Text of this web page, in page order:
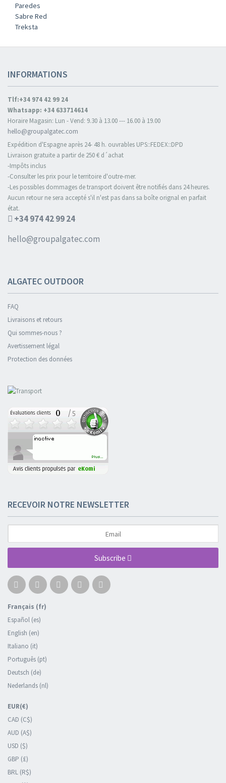
Paredes
Sabre Red
Treksta
INFORMATIONS
Tlf:+34 974 42 99 24
Whatsapp: +34 633714614
Horaire Magasin: Lun - Vend: 9.30 à 13.00 --- 16.00 à 19.00
hello@groupalgatec.com
Expédition d'Espagne après 24- 48 h. ouvrables UPS::FEDEX::DPD
Livraison gratuite a partir de 250 € d´achat
-Impôts inclus
-Consulter les prix pour le territoire d'outre-mer.
-Les possibles dommages de transport doivent être notifiés dans 24 heures.
Aucun retour ne sera accepté s'il n'est pas dans sa boîte orignal en parfait
état.
+34 974 42 99 24
hello@groupalgatec.com
ALGATEC OUTDOOR
FAQ
Livraisons et retours
Qui sommes-nous ?
Avertissement légal
Protection des données
RECEVOIR NOTRE NEWSLETTER
Subscribe
Français (fr)
Español (es)
English (en)
Italiano (it)
Português (pt)
Deutsch (de)
Nederlands (nl)
EUR(€)
CAD (C$)
AUD (A$)
USD ($)
GBP (£)
BRL (R$)